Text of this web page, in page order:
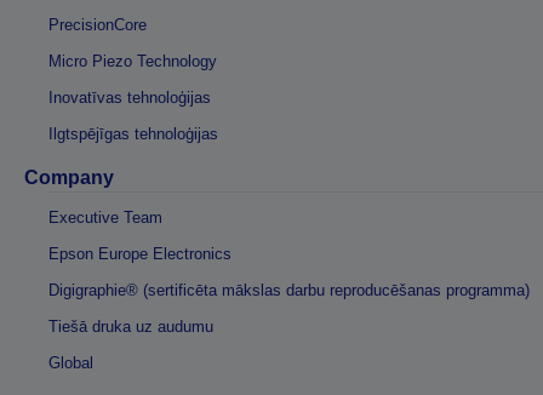
PrecisionCore
Micro Piezo Technology
Inovatīvas tehnoloģijas
Ilgtspējīgas tehnoloģijas
Company
Executive Team
Epson Europe Electronics
Digigraphie® (sertificēta mākslas darbu reproducēšanas programma)
Tiešā druka uz audumu
Global